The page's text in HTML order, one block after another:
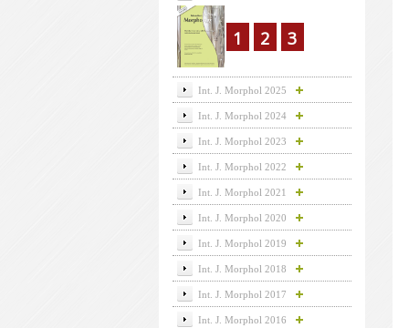
1 2 3
Int. J. Morphol 2025
Int. J. Morphol 2024
Int. J. Morphol 2023
Int. J. Morphol 2022
Int. J. Morphol 2021
Int. J. Morphol 2020
Int. J. Morphol 2019
Int. J. Morphol 2018
Int. J. Morphol 2017
Int. J. Morphol 2016